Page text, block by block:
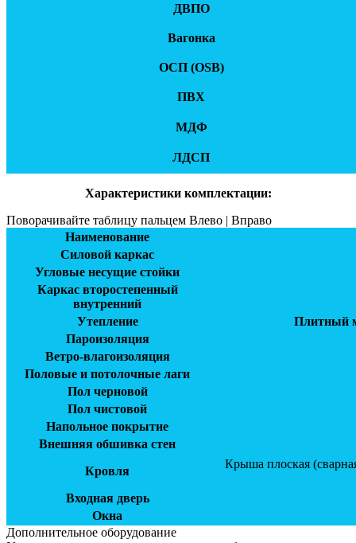
ДВПО
Вагонка
ОСП (OSB)
ПВХ
МДФ
ЛДСП
Характеристики комплектации:
Поворачивайте таблицу пальцем Влево | Вправо
Наименование
Силовой каркас
Угловые несущие стойки
Каркас второстепенный
внутренний
Утепление
Плитный
Пароизоляция
Ветро-влагоизоляция
Половые и потолочные лаги
Пол черновой
Пол чистовой
Напольное покрытие
Внешняя обшивка стен
Кровля
Крыша плоская
Входная дверь
Окна
Дополнительное оборудование